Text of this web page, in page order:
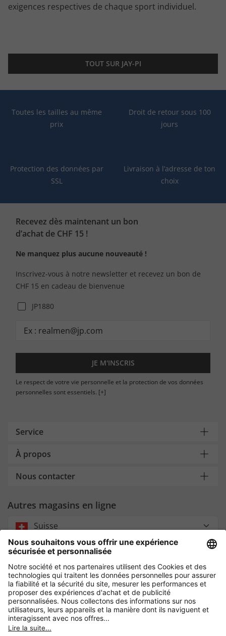
exigences respectives de chaque sport individuel.
TOUT SUR JAY-PI
Toutes les tailles au même
prix
Droit de retour sous 100
jours
Protection des données par
SSL
Livraison à l’adresse de ton
choix
Recevez dès maintenant un bon
d’achat de CHF 15 !
Ne manquez plus aucune nouveauté !
Inscrivez-vous à notre newsletter et recevez un bon de
CHF 15 en cadeau de bienvenue
JP1880
JE M'INSCRIS
Le respect de votre vie personnelle et la protection de vos données
personnelles sont essentiels. [+]
Service
À propos
Nous contacter
Autres magasins en ligne
Suisse
Payment and Delivery
Paiement sécurisé avec